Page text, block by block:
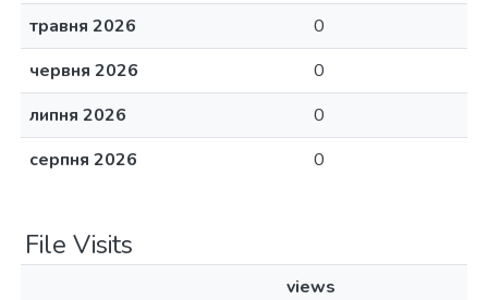
травня 2026
0
червня 2026
0
липня 2026
0
серпня 2026
0
File Visits
views